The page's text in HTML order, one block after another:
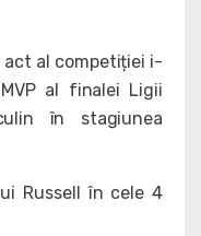
al competiției i-
al finalei Ligii
în stagiunea
Russell în cele 4